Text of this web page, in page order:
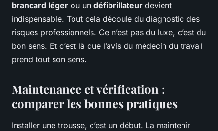
brancard léger ou un défibrillateur devient
indispensable. Tout cela découle du diagnostic des
risques professionnels. Ce n’est pas du luxe, c’est du
bon sens. Et c’est là que l’avis du médecin du travail
prend tout son sens.
Maintenance et vérification :
comparer les bonnes pratiques
Installer une trousse, c’est un début. La maintenir